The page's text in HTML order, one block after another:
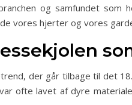
og samfundet som
vores hjerter og vores
der går tilbage til det
ofte lavet af dyre